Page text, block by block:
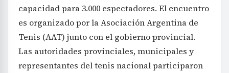
capacidad para 3.000 espectadores. El encuentro
es organizado por la Asociación Argentina de
Tenis (AAT) junto con el gobierno provincial.
Las autoridades provinciales, municipales y
representantes del tenis nacional participaron